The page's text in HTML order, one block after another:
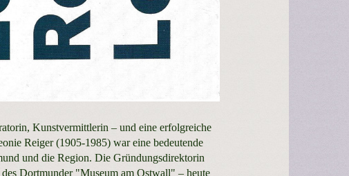
Kunstvermittlerin – und eine erfolgreiche
Reiger (1905-1985) war eine bedeutende
und die Region. Die Gründungsdirektorin
Dortmunder "Museum am Ostwall" – heute